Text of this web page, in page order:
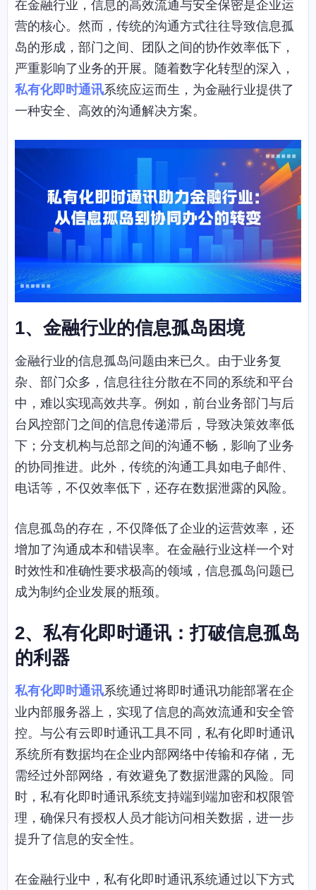
在金融行业，信息的高效流通与安全保密是企业运
营的核心。然而，传统的沟通方式往往导致信息孤
岛的形成，部门之间、团队之间的协作效率低下，
严重影响了业务的开展。随着数字化转型的深入，
私有化即时通讯系统应运而生，为金融行业提供了
一种安全、高效的沟通解决方案。
1、金融行业的信息孤岛困境
金融行业的信息孤岛问题由来已久。由于业务复
杂、部门众多，信息往往分散在不同的系统和平台
中，难以实现高效共享。例如，前台业务部门与后
台风控部门之间的信息传递滞后，导致决策效率低
下；分支机构与总部之间的沟通不畅，影响了业务
的协同推进。此外，传统的沟通工具如电子邮件、
电话等，不仅效率低下，还存在数据泄露的风险。
信息孤岛的存在，不仅降低了企业的运营效率，还
增加了沟通成本和错误率。在金融行业这样一个对
时效性和准确性要求极高的领域，信息孤岛问题已
成为制约企业发展的瓶颈。
2、私有化即时通讯：打破信息孤岛
的利器
私有化即时通讯系统通过将即时通讯功能部署在企
业内部服务器上，实现了信息的高效流通和安全管
控。与公有云即时通讯工具不同，私有化即时通讯
系统所有数据均在企业内部网络中传输和存储，无
需经过外部网络，有效避免了数据泄露的风险。同
时，私有化即时通讯系统支持端到端加密和权限管
理，确保只有授权人员才能访问相关数据，进一步
提升了信息的安全性。
在金融行业中，私有化即时通讯系统通过以下方式